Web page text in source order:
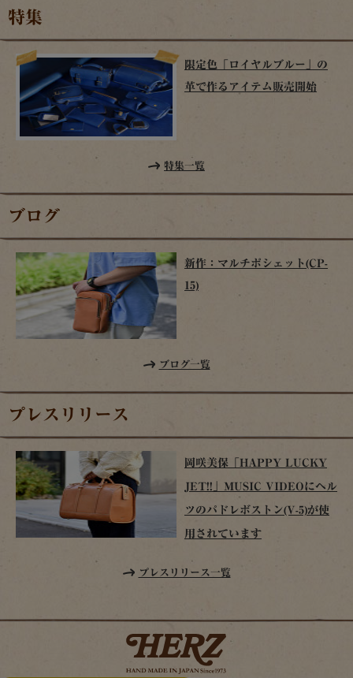
特集
限定色「ロイヤルブルー」の
革で作るアイテム販売開始
特集一覧
ブログ
新作：マルチポシェット(CP-
15)
ブログ一覧
プレスリリース
岡咲美保「HAPPY LUCKY
JET!!」MUSIC VIDEOにヘル
ツのパドレボストン(V-5)が使
用されています
プレスリリース一覧